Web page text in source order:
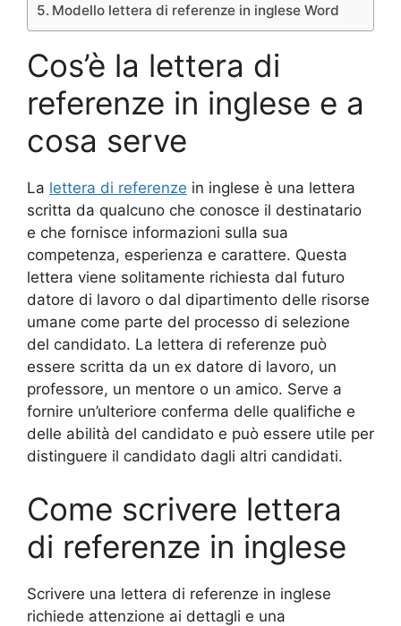
Modello lettera di referenze in inglese Word
Cos’è la lettera di
referenze in inglese e a
cosa serve
La lettera di referenze in inglese è una lettera
scritta da qualcuno che conosce il destinatario
e che fornisce informazioni sulla sua
competenza, esperienza e carattere. Questa
lettera viene solitamente richiesta dal futuro
datore di lavoro o dal dipartimento delle risorse
umane come parte del processo di selezione
del candidato. La lettera di referenze può
essere scritta da un ex datore di lavoro, un
professore, un mentore o un amico. Serve a
fornire un’ulteriore conferma delle qualifiche e
delle abilità del candidato e può essere utile per
distinguere il candidato dagli altri candidati.
Come scrivere lettera
di referenze in inglese
Scrivere una lettera di referenze in inglese
richiede attenzione ai dettagli e una